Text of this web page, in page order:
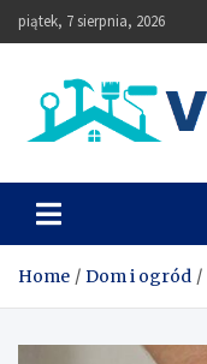
Skip
to
piątek, 7 sierpnia, 2026
Vetdom
Home Dom i ogród